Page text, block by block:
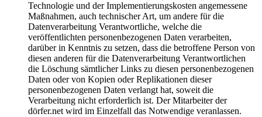
Technologie und der Implementierungskosten angemessene
Maßnahmen, auch technischer Art, um andere für die
Datenverarbeitung Verantwortliche, welche die
veröffentlichten personenbezogenen Daten verarbeiten,
darüber in Kenntnis zu setzen, dass die betroffene Person von
diesen anderen für die Datenverarbeitung Verantwortlichen
die Löschung sämtlicher Links zu diesen personenbezogenen
Daten oder von Kopien oder Replikationen dieser
personenbezogenen Daten verlangt hat, soweit die
Verarbeitung nicht erforderlich ist. Der Mitarbeiter der
dörfer.net wird im Einzelfall das Notwendige veranlassen.